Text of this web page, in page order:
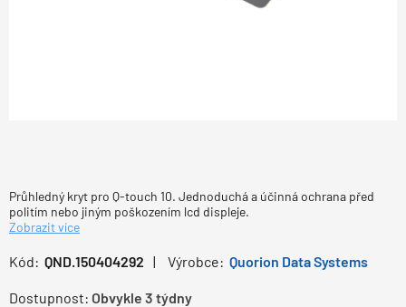
Průhledný kryt pro Q-touch 10. Jednoduchá a účinná ochrana před
politím nebo jiným poškozením lcd displeje.
Zobrazit více
Kód: QND.150404292 Výrobce: Quorion Data Systems
Dostupnost: Obvykle 3 týdny